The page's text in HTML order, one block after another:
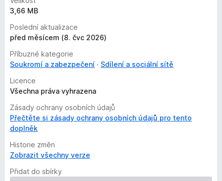
3,66 MB
Poslední aktualizace
před měsícem (8. čvc 2026)
Příbuzné kategorie
Soukromí a zabezpečení
Sdílení a sociální sítě
Licence
Všechna práva vyhrazena
Zásady ochrany osobních údajů
Přečtěte si zásady ochrany osobních údajů pro tento
doplněk
Historie změn
Zobrazit všechny verze
Přidat do sbírky